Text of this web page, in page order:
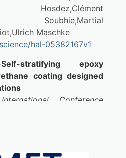
Hosdez,Clément
Soubhie,Martial
Maschke
hal-05382167v1
Self-stratifying epoxy
coating designed
Conference